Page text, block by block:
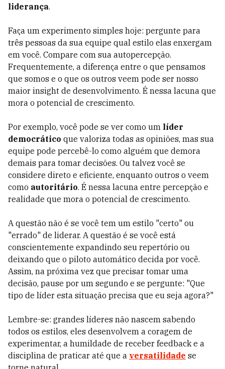
liderança.
Faça um experimento simples hoje: pergunte para
três pessoas da sua equipe qual estilo elas enxergam
em você. Compare com sua autopercepção.
Frequentemente, a diferença entre o que pensamos
que somos e o que os outros veem pode ser nosso
maior insight de desenvolvimento. É nessa lacuna que
mora o potencial de crescimento.
Por exemplo, você pode se ver como um líder
democrático que valoriza todas as opiniões, mas sua
equipe pode percebê-lo como alguém que demora
demais para tomar decisões. Ou talvez você se
considere direto e eficiente, enquanto outros o veem
como autoritário. É nessa lacuna entre percepção e
realidade que mora o potencial de crescimento.
A questão não é se você tem um estilo "certo" ou
"errado" de liderar. A questão é se você está
conscientemente expandindo seu repertório ou
deixando que o piloto automático decida por você.
Assim, na próxima vez que precisar tomar uma
decisão, pause por um segundo e se pergunte: "Que
tipo de líder esta situação precisa que eu seja agora?"
Lembre-se: grandes líderes não nascem sabendo
todos os estilos, eles desenvolvem a coragem de
experimentar, a humildade de receber feedback e a
disciplina de praticar até que a versatilidade se